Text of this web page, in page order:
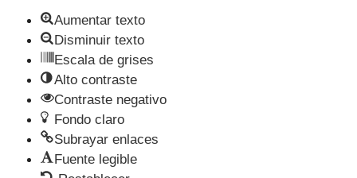
Aumentar texto
Disminuir texto
Escala de grises
Alto contraste
Contraste negativo
Fondo claro
Subrayar enlaces
Fuente legible